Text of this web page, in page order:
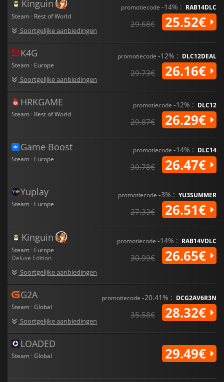
Kinguin
Steam · Rest of World
Soortgelijke aanbiedingen
promotiecode -14% : RAB14DLC
29.68€ 25.52€
K4G
Steam · Europe
Soortgelijke aanbiedingen
promotiecode -12% : DLC12DEAL
29.73€ 26.16€
HRKGAME
Steam · Rest of World
promotiecode -12% : DLC12
29.87€ 26.29€
Game Boost
Steam · Europe
promotiecode -14% : DLC14
30.78€ 26.47€
Yuplay
Steam · Europe
promotiecode -3% : YU3SUMMER
27.33€ 26.51€
Kinguin
Steam · Europe
Deluxe Edition
Soortgelijke aanbiedingen
promotiecode -14% : RAB14VDLC
30.99€ 26.65€
G2A
Steam · Global
Soortgelijke aanbiedingen
promotiecode -20.41% : DCG2AV6R3N
35.58€ 28.32€
LOADED
Steam · Global 29.49€